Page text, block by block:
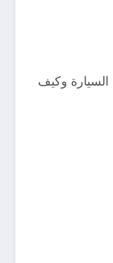
وكيف